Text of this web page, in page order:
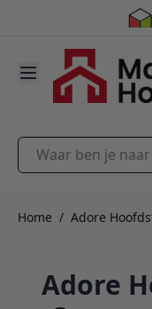
Ga naar de inhoud
Waar ben je naar op
Home / Adore
Adore